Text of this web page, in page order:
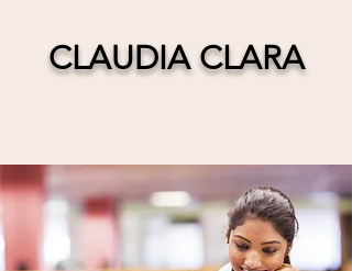
CLAUDIA CLARA